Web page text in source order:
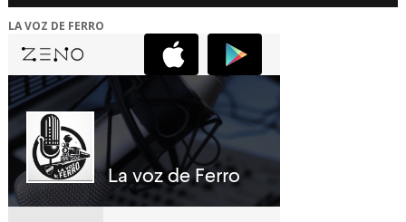
LA VOZ DE FERRO